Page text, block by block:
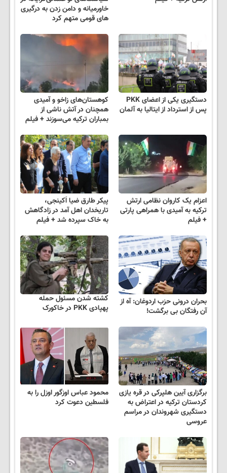
خاورمیانه و دامن زدن به درگیری
های قومی متهم کرد
دستگیری یکی از اعضای PKK
پس از استرداد از ایتالیا به آلمان
کوهستان‌های زاخو و آمیدی
همچنان در آتش ناشی از
بمباران ترکیه می‌سوزند + فیلم
اعزام یک کاروان نظامی ارتش
ترکیه به آمیدی با همراهی پارتی
+ فیلم
پیکر طارق ضیا اَکینجی،
تاریخدان اهل آمد در زادگاهش
به خاک سپرده شد + فیلم
بحران درونی حزب اردوغان: آه از
آن رفتگان بی برگشت!
کشته شدن مسئول حمله
پهپادی PKK در خاکورک
برگزاری آیین هلپرکی در قره یازی
کردستان ترکیه در اعتراض به
دستگیری شهروندان در مراسم
عروسی
محمود عباس اوزگور اوزل را به
فلسطین دعوت کرد